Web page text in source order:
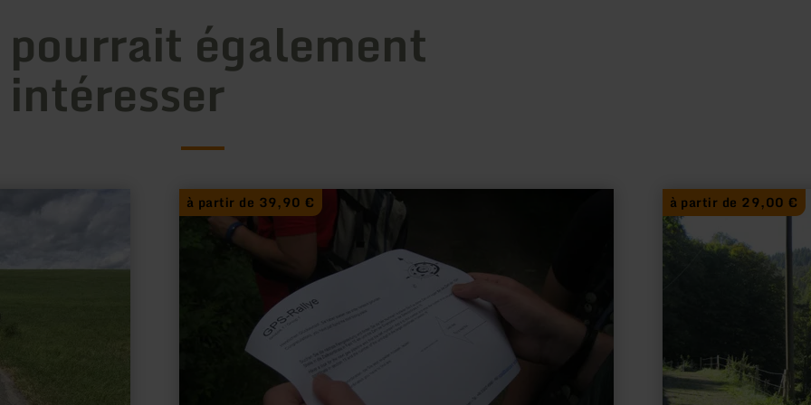
pourrait également
à partir de 39,90 €
en
savoir
à partir de 29,00 €
en
savoir
plus
sur
GPS-